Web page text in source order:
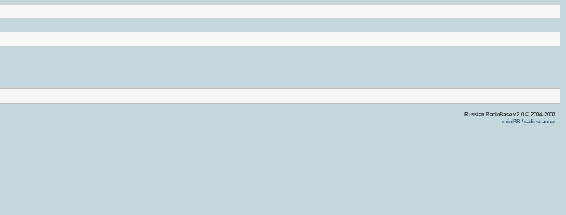
Russian RadioBase v.2.0 © 2004-2007
miniBB / radioscanner